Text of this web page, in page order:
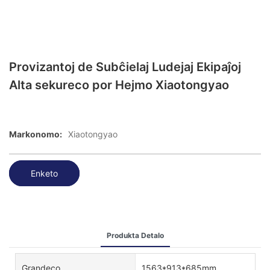
Provizantoj de Subĉielaj Ludejaj Ekipaĵoj
Alta sekureco por Hejmo Xiaotongyao
Markonomo: Xiaotongyao
Enketo
Produkta Detalo
Grandeco 1563*913*685mm